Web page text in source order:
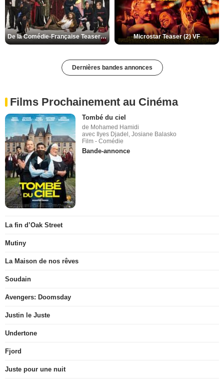
De la Comédie-Française Teaser (3) VF Microstar Teaser (2) VF
Dernières bandes annonces
Films Prochainement au Cinéma
Tombé du ciel
de Mohamed Hamidi
avec Ilyes Djadel, Josiane Balasko
Film - Comédie
Bande-annonce
La fin d’Oak Street
Mutiny
La Maison de nos rêves
Soudain
Avengers: Doomsday
Justin le Juste
Undertone
Fjord
Juste pour une nuit